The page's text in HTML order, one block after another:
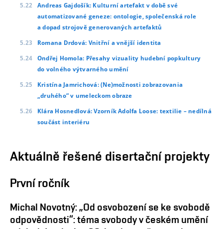
Andreas Gajdošík: Kulturní artefakt v době své
automatizované geneze: ontologie, společenská role
a dopad strojově generovaných artefaktů
Romana Drdová: Vnitřní a vnější identita
Ondřej Homola: Přesahy vizuality hudební popkultury
do volného výtvarného umění
Kristína Jamrichová: (Ne)možnosti zobrazovania
„druhého“ v umeleckom obraze
Klára Hosnedlová: Vzorník Adolfa Loose: textilie – nedílná
součást interiéru
Aktuálně řešené disertační projekty
První ročník
Michal Novotný: „Od osvobození se ke svobodě
odpovědnosti“: téma svobody v českém umění